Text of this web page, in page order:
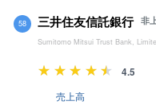
58 三井住友信託銀行 非
Sumitomo Mitsui Trust Bank,
4.5
売上高